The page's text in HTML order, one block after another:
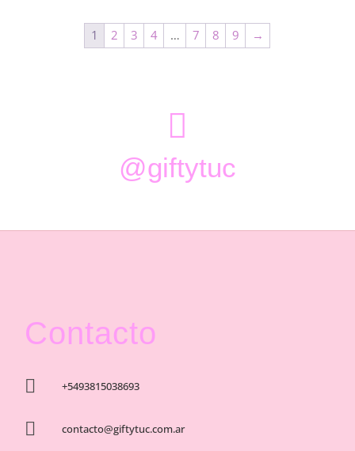
1 2 3 4 … 7 8 9 →

@giftytuc
Contacto
 +5493815038693
 contacto@giftytuc.com.ar